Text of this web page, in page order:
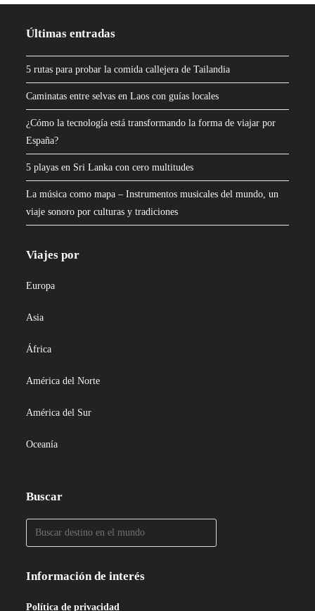
Últimas entradas
5 rutas para probar la comida callejera de Tailandia
Caminatas entre selvas en Laos con guías locales
¿Cómo la tecnología está transformando la forma de viajar por
España?
5 playas en Sri Lanka con cero multitudes
La música como mapa – Instrumentos musicales del mundo, un
viaje sonoro por culturas y tradiciones
Viajes por
Europa
Asia
África
América del Norte
América del Sur
Oceanía
Buscar
Información de interés
Política de privacidad